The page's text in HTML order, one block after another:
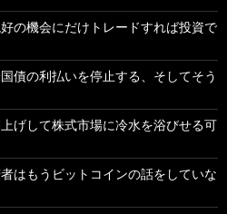
の機会にだけトレードすれば投資で
債の利払いを停止する、そしてそう
げして株式市場に冷水を浴びせる可
はもうビットコインの話をしていな